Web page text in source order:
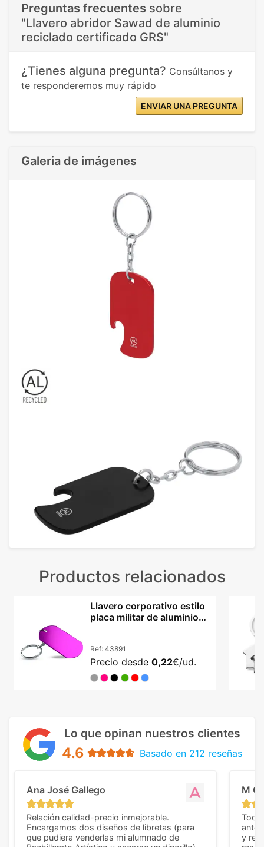
Preguntas frecuentes sobre
"Llavero abridor Sawad de aluminio
reciclado certificado GRS"
¿Tienes alguna pregunta? Consúltanos y
te responderemos muy rápido
ENVIAR UNA PREGUNTA
Galeria de imágenes
Productos relacionados
Llavero corporativo estilo
placa militar de aluminio
Ref: 43891
Precio desde 0,22€/ud.
Lo que opinan nuestros clientes
4.6 Basado en 212 reseñas
Ana José Gallego
Relación calidad-precio inmejorable.
Encargamos dos diseños de libretas (para
que pudiera venderlas mi alumnado de
M C
Todo
y